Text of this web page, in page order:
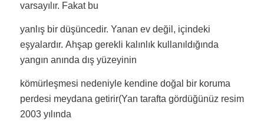
varsayılır. Fakat bu
yanlış bir düşüncedir. Yanan ev değil, içindeki
eşyalardır. Ahşap gerekli kalınlık kullanıldığında
yangın anında dış yüzeyinin
kömürleşmesi nedeniyle kendine doğal bir koruma
perdesi meydana getirir(Yan tarafta gördüğünüz resim
2003 yılında